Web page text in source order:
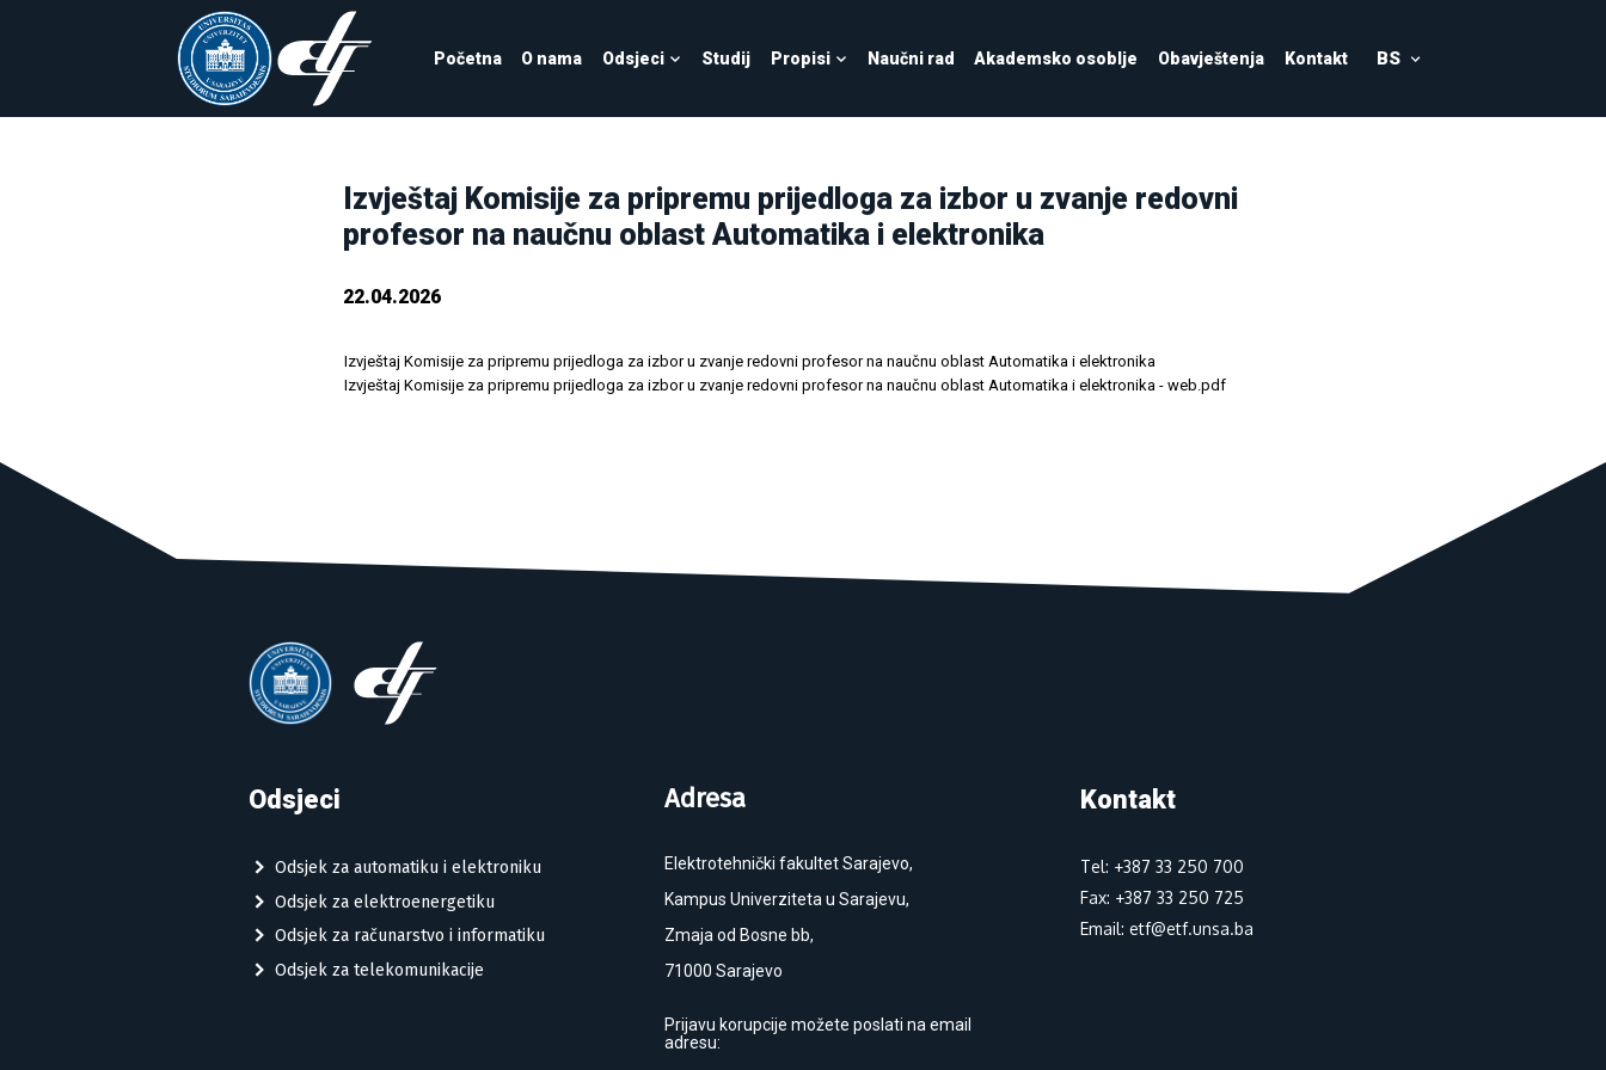
Početna O nama Odsjeci Studij Propisi Naučni rad Akademsko osoblje Obavještenja Kontakt BS
Izvještaj Komisije za pripremu prijedloga za izbor u zvanje redovni
profesor na naučnu oblast Automatika i elektronika
22.04.2026
Izvještaj Komisije za pripremu prijedloga za izbor u zvanje redovni profesor na naučnu oblast Automatika i elektronika
Izvještaj Komisije za pripremu prijedloga za izbor u zvanje redovni profesor na naučnu oblast Automatika i elektronika - web.pdf
Odsjeci
Odsjek za automatiku i elektroniku
Odsjek za elektroenergetiku
Odsjek za računarstvo i informatiku
Odsjek za telekomunikacije
Adresa
Elektrotehnički fakultet Sarajevo,
Kampus Univerziteta u Sarajevu,
Zmaja od Bosne bb,
71000 Sarajevo
Prijavu korupcije možete poslati na email
adresu:
Kontakt
Tel: +387 33 250 700
Fax: +387 33 250 725
Email: etf@etf.unsa.ba